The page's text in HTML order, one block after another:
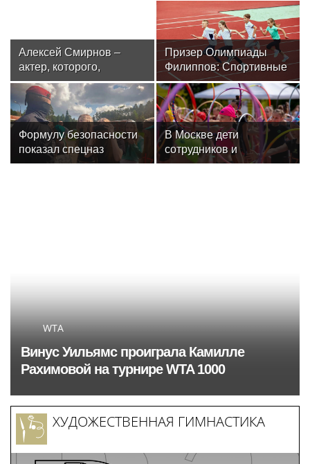
Алексей Смирнов –
актер, которого,
надеюсь, еще не
забыли
Призер Олимпиады
Филиппов: Спортивные
мероприятия в Москве
стали нормой жизни
Формулу безопасности
показал спецназ
Росгвардии юным
В Москве дети
сотрудников и
военнослужащих
WTA
Винус Уильямс проиграла Камилле
Рахимовой на турнире WTA 1000
ХУДОЖЕСТВЕННАЯ ГИМНАСТИКА